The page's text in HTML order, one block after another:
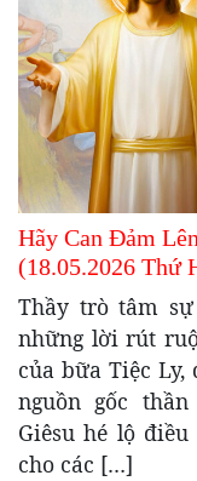
Hãy Can Đảm
(18.05.2026 Thứ
Thầy trò tâm
những lời rút
của bữa Tiệc
nguồn gốc
Giêsu hé lộ
cho các […]